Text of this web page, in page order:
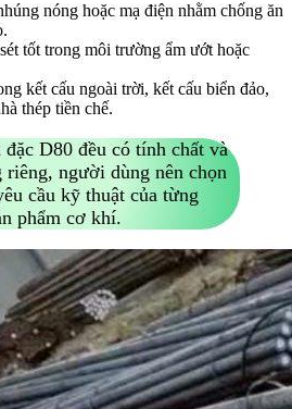
nóng hoặc mạ điện nhằm chống ăn
tốt trong môi trường ẩm ướt hoặc
kết cấu ngoài trời, kết cấu biển đảo,
thép tiền chế.
D80 đều có tính chất và
riêng, người dùng nên chọn
cầu kỹ thuật của từng
phẩm cơ khí.